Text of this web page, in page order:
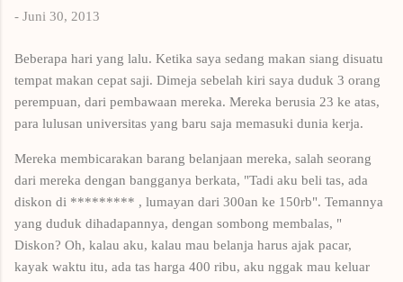
- Juni 30, 2013
Beberapa hari yang lalu. Ketika saya sedang makan siang disuatu
tempat makan cepat saji. Dimeja sebelah kiri saya duduk 3 orang
perempuan, dari pembawaan mereka. Mereka berusia 23 ke atas,
para lulusan universitas yang baru saja memasuki dunia kerja.
Mereka membicarakan barang belanjaan mereka, salah seorang
dari mereka dengan bangganya berkata, "Tadi aku beli tas, ada
diskon di ********* , lumayan dari 300an ke 150rb". Temannya
yang duduk dihadapannya, dengan sombong membalas, "
Diskon? Oh, kalau aku, kalau mau belanja harus ajak pacar,
kayak waktu itu, ada tas harga 400 ribu, aku nggak mau keluar